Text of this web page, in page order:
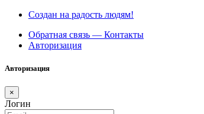
Создан на радость людям!
Обратная связь — Контакты
Авторизация
Авторизация
×
Логин